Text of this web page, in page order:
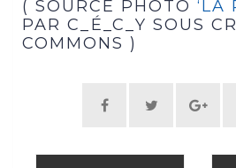
( SOURCE PHOTO ‘LA
PAR C_É_C_Y SOUS
COMMONS )